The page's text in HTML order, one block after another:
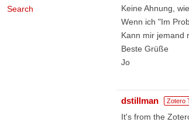
Search
Keine Ahnung,
Wenn ich "Im
Kann mir jemand
Beste Grüße
Jo
dstillman Zotero
It's from the